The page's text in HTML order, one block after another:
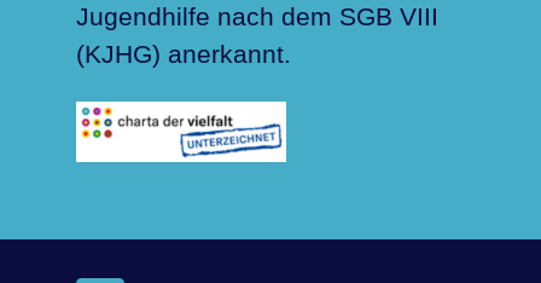
Jugendhilfe nach dem SGB VIII
(KJHG) anerkannt.